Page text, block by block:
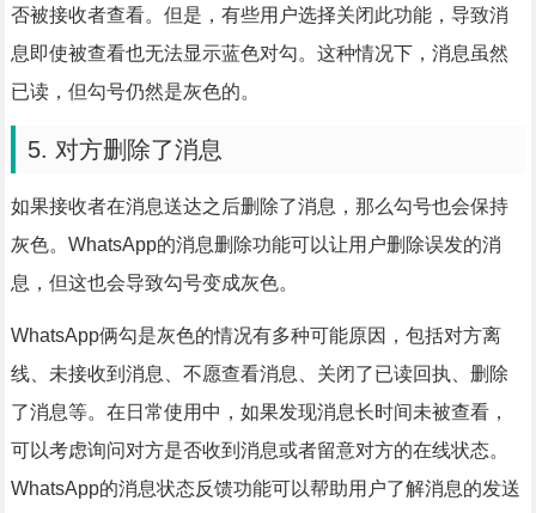
否被接收者查看。但是，有些用户选择关闭此功能，导致消
息即使被查看也无法显示蓝色对勾。这种情况下，消息虽然
已读，但勾号仍然是灰色的。
5. 对方删除了消息
如果接收者在消息送达之后删除了消息，那么勾号也会保持
灰色。WhatsApp的消息删除功能可以让用户删除误发的消
息，但这也会导致勾号变成灰色。
WhatsApp俩勾是灰色的情况有多种可能原因，包括对方离
线、未接收到消息、不愿查看消息、关闭了已读回执、删除
了消息等。在日常使用中，如果发现消息长时间未被查看，
可以考虑询问对方是否收到消息或者留意对方的在线状态。
WhatsApp的消息状态反馈功能可以帮助用户了解消息的发送